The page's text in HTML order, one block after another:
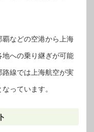
覇などの空港から上海
への乗り継ぎが可能
線では上海航空が実
っています。